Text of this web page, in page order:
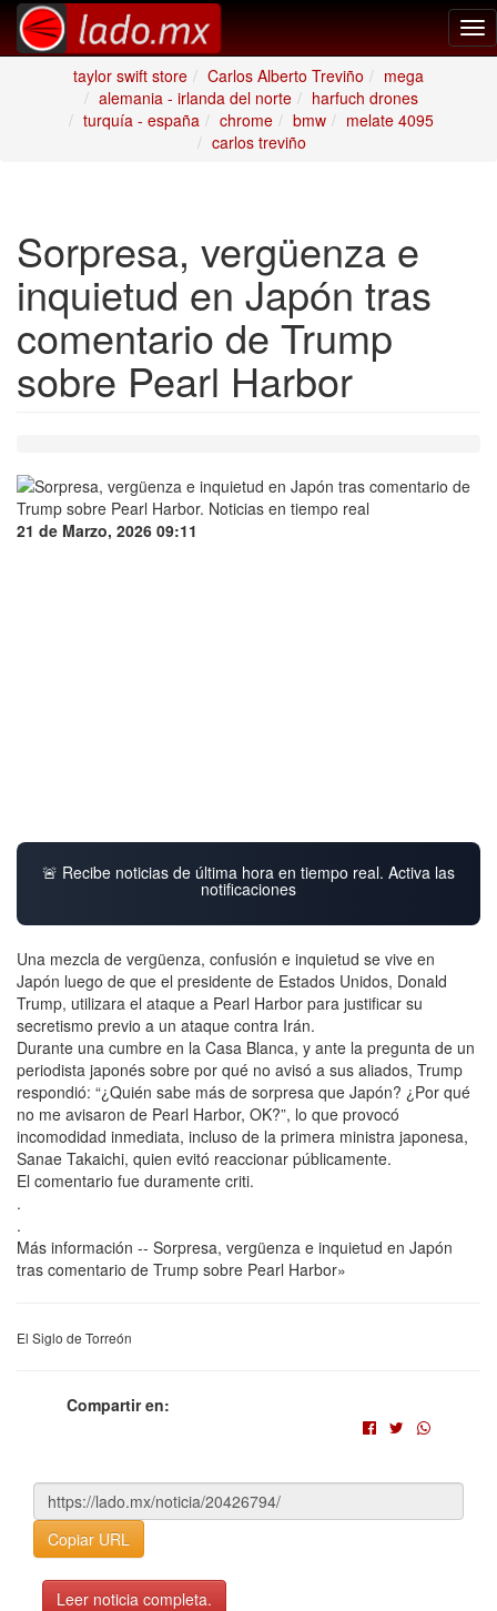
taylor swift store
Carlos Alberto Treviño
mega
alemania - irlanda del norte
harfuch drones
turquía - españa
chrome bmw
melate 4095
carlos treviño
Sorpresa, vergüenza e
inquietud en Japón tras
comentario de Trump
sobre Pearl Harbor
21 de Marzo, 2026 09:11
🚨 Recibe noticias de última hora en tiempo real. Activa las
notificaciones
Una mezcla de vergüenza, confusión e inquietud se vive en
Japón luego de que el presidente de Estados Unidos, Donald
Trump, utilizara el ataque a Pearl Harbor para justificar su
secretismo previo a un ataque contra Irán.
Durante una cumbre en la Casa Blanca, y ante la pregunta de un
periodista japonés sobre por qué no avisó a sus aliados, Trump
respondió: “¿Quién sabe más de sorpresa que Japón? ¿Por qué
no me avisaron de Pearl Harbor, OK?”, lo que provocó
incomodidad inmediata, incluso de la primera ministra japonesa,
Sanae Takaichi, quien evitó reaccionar públicamente.
El comentario fue duramente criti.
.
.
Más información -- Sorpresa, vergüenza e inquietud en Japón
tras comentario de Trump sobre Pearl Harbor»
El Siglo de Torreón
Compartir en:
Copiar URL
Leer noticia completa.